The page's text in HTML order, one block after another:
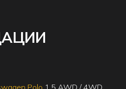
Polo 1.5 AWD / 4WD